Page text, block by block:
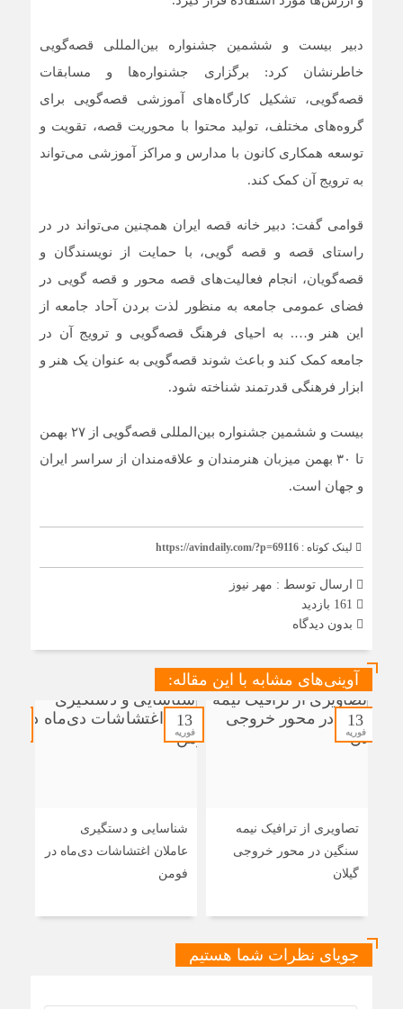
دبیر بیست و ششمین جشنواره بین‌المللی قصه‌گویی
خاطرنشان کرد: برگزاری جشنواره‌ها و مسابقات
قصه‌گویی، تشکیل کارگاه‌های آموزشی قصه‌گویی برای
گروه‌های مختلف، تولید محتوا با محوریت قصه، تقویت و
توسعه همکاری کانون با مدارس و مراکز آموزشی می‌تواند
به ترویج آن کمک کند.
قوامی گفت: دبیر خانه قصه ایران همچنین می‌تواند در در
راستای قصه و قصه گویی، با حمایت از نویسندگان و
قصه‌گویان، انجام فعالیت‌های قصه محور و قصه گویی در
فضای عمومی جامعه به منظور لذت بردن آحاد جامعه از
این هنر و…. به احیای فرهنگ قصه‌گویی و ترویج آن در
جامعه کمک کند و باعث شوند قصه‌گویی به عنوان یک هنر و
ابزار فرهنگی قدرتمند شناخته شود.
بیست و ششمین جشنواره بین‌المللی قصه‌گویی از ۲۷ بهمن
تا ۳۰ بهمن میزبان هنرمندان و علاقه‌مندان از سراسر ایران
و جهان است.
لینک کوتاه : https://avindaily.com/?p=69116
ارسال توسط : مهر نیوز
بدون دیدگاه
آوینی‌های مشابه با این مقاله:
13
فوریه
تصاویری از ترافیک نیمه
سنگین در محور خروجی
گیلان
13
فوریه
شناسایی و دستگیری
عاملان اغتشاشات دی‌ماه در
فومن
جویای نظرات شما هستیم